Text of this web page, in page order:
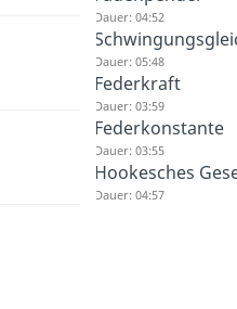
Dauer: 04:52
Dauer: 05:48
Federkraft
Dauer: 03:59
Federkonstante
Dauer: 03:55
Hookesches
Dauer: 04:57